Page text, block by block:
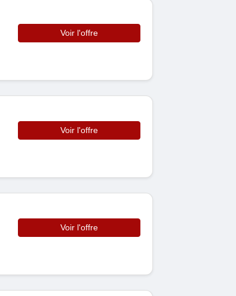
Voir l'offre
Voir l'offre
Voir l'offre